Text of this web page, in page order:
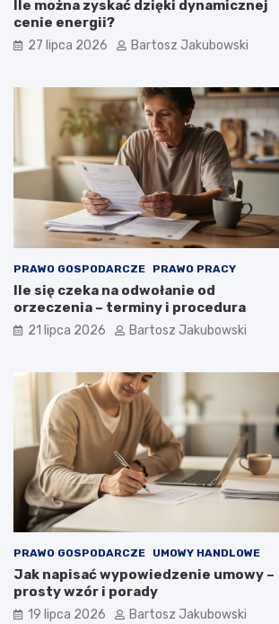
Ile można zyskać dzięki dynamicznej
cenie energii?
27 lipca 2026 Bartosz Jakubowski
PRAWO GOSPODARCZE PRAWO PRACY
Ile się czeka na odwołanie od
orzeczenia – terminy i procedura
21 lipca 2026 Bartosz Jakubowski
PRAWO GOSPODARCZE UMOWY HANDLOWE
Jak napisać wypowiedzenie umowy –
prosty wzór i porady
19 lipca 2026 Bartosz Jakubowski